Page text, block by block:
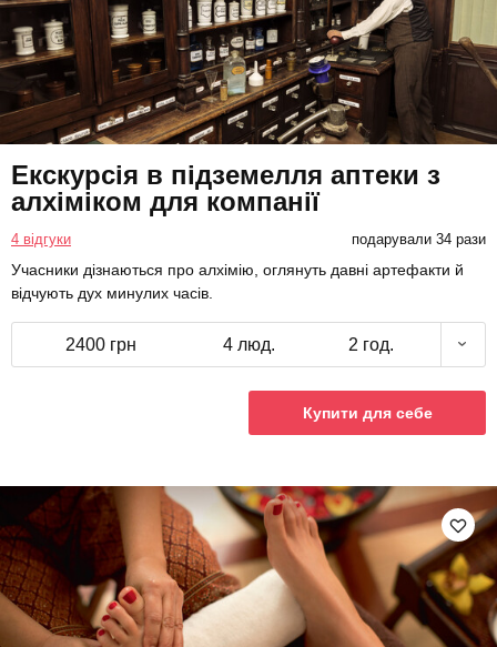
Екскурсія в підземелля аптеки з
алхіміком для компанії
4 відгуки подарували 34 рази
Учасники дізнаються про алхімію, оглянуть давні артефакти й
відчують дух минулих часів.
2400 грн 4 люд. 2 год.
Купити для себе